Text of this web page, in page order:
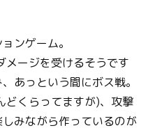
ンゲーム。
メージを受けるそうです
あっという間にボス戦。
どくらってますが)、攻撃
みながら作っているのが